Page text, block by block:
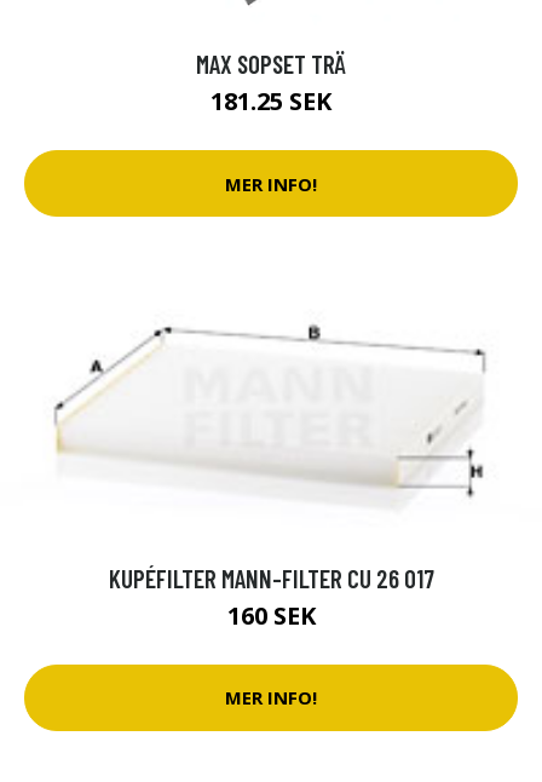
MAX SOPSET TRÄ
181.25 SEK
MER INFO!
KUPÉFILTER MANN-FILTER CU 26 017
160 SEK
MER INFO!